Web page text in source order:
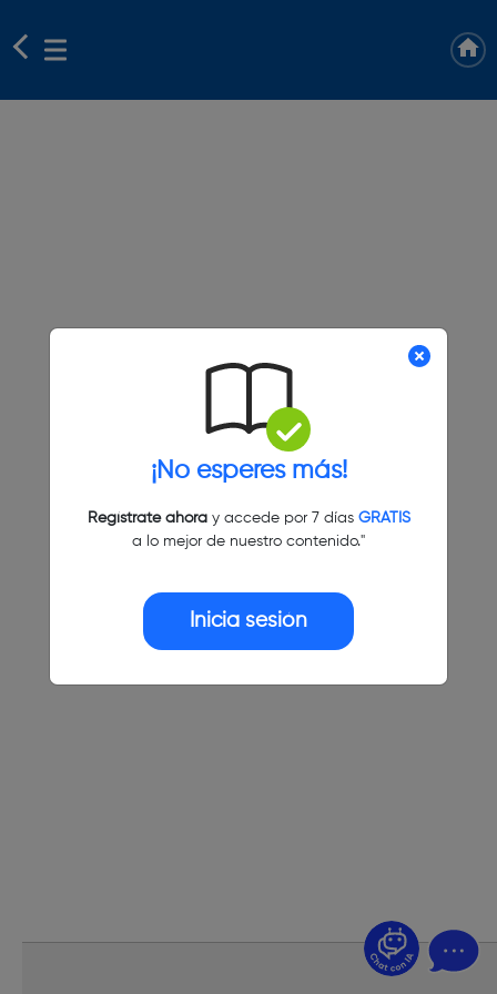
¡No esperes más!
Regístrate ahoray accede por 7 días GRATIS
a lo mejor de nuestro contenido."
Inicia sesión